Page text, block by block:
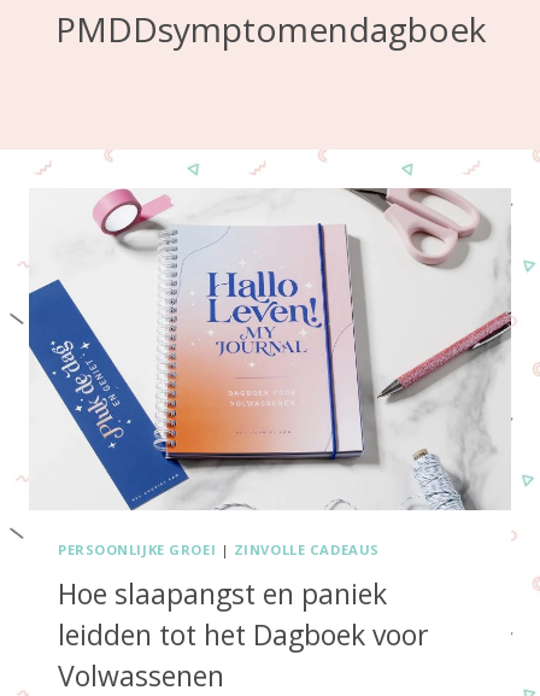
PMDDsymptomendagboek
PERSOONLIJKE GROEI | ZINVOLLE CADEAUS
Hoe slaapangst en paniek
leidden tot het Dagboek voor
Volwassenen